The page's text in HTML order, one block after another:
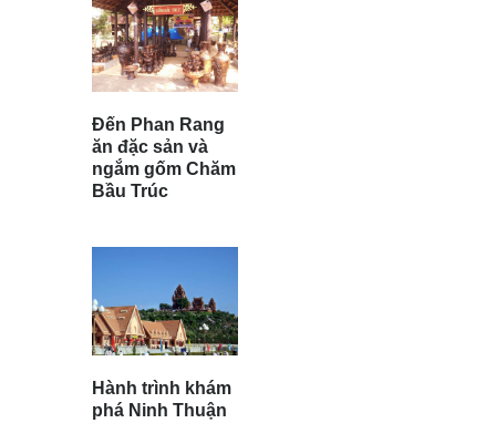
Đến Phan Rang
ăn đặc sản và
ngắm gốm Chăm
Bầu Trúc
Hành trình khám
phá Ninh Thuận